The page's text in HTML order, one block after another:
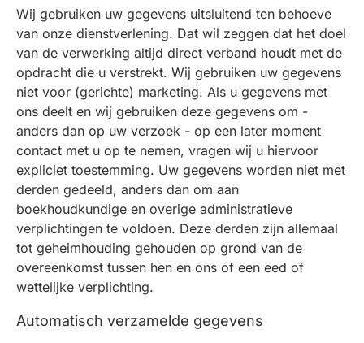
Wij gebruiken uw gegevens uitsluitend ten behoeve
van onze dienstverlening. Dat wil zeggen dat het doel
van de verwerking altijd direct verband houdt met de
opdracht die u verstrekt. Wij gebruiken uw gegevens
niet voor (gerichte) marketing. Als u gegevens met
ons deelt en wij gebruiken deze gegevens om -
anders dan op uw verzoek - op een later moment
contact met u op te nemen, vragen wij u hiervoor
expliciet toestemming. Uw gegevens worden niet met
derden gedeeld, anders dan om aan
boekhoudkundige en overige administratieve
verplichtingen te voldoen. Deze derden zijn allemaal
tot geheimhouding gehouden op grond van de
overeenkomst tussen hen en ons of een eed of
wettelijke verplichting.
Automatisch verzamelde gegevens